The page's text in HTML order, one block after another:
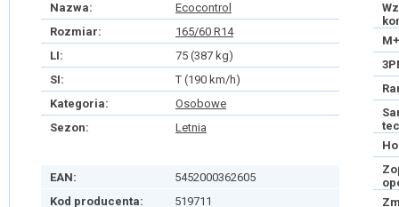
Nazwa:
Ecocontrol
Rozmiar:
165/60 R14
LI:
75 (387 kg)
SI:
T (190 km/h)
Kategoria:
Osobowe
Sezon:
Letnia
EAN:
5452000362605
Kod producenta:
519711